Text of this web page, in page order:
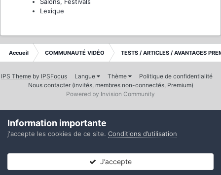
Lexique
Accueil COMMUNAUTÉ VIDÉO TESTS / ARTICLES / AVANTAGES
IPS Theme by IPSFocus Langue Thème
Politique de confidentialité
Nous contacter (invités, membres non-connectés, Premium)
Powered by Invision Community
Information importante
j'accepte les cookies de ce site. Conditions d’utilisation
J’accepte